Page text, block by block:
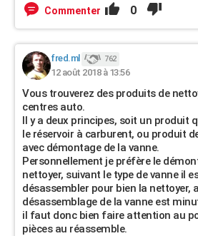
Commenter 0
fred.ml 762
12 août 2018 à 13:56
Vous trouverez des produits de
centres auto.
Il y a deux principes, soit un produit
le réservoir à carburent, ou produit
avec démontage de la vanne.
Personnellement je préfère le
nettoyer, suivant le type de vanne il
désassembler pour bien la nettoyer,
désassemblage de la vanne est
il faut donc bien faire attention au
pièces au réassemble.